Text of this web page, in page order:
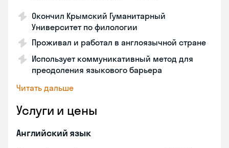
Окончил Крымский Гуманитарный
Университет по филологии
Проживал и работал в англоязычной стране
Использует коммуникативный метод для
преодоления языкового барьера
Читать дальше
Услуги и цены
Английский язык